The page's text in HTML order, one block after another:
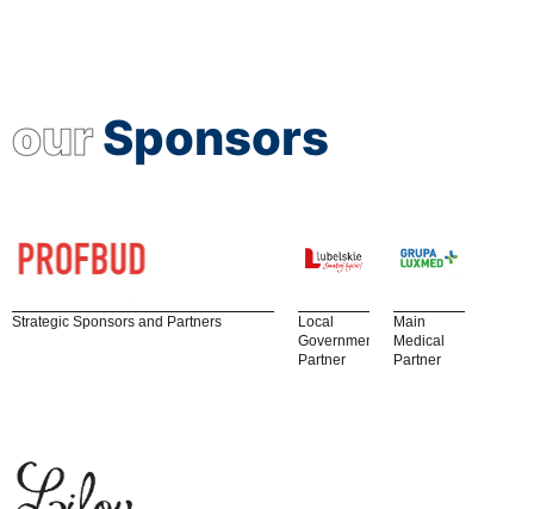
ourSponsors
Strategic Sponsors and Partners
Local
Government
Partner
Main
Medical
Partner